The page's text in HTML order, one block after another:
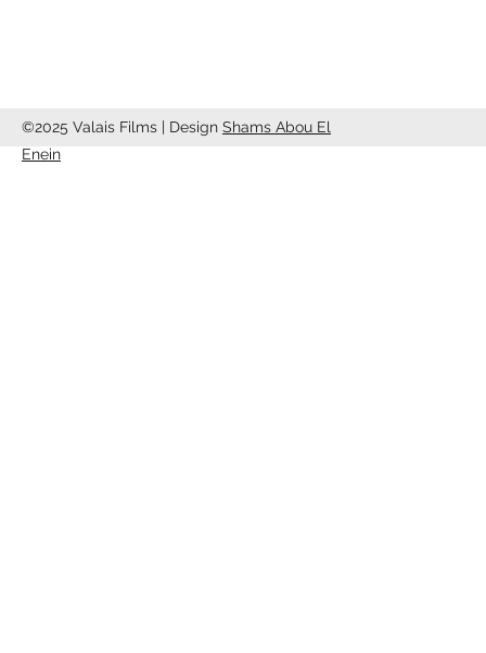
©2025 Valais Films | Design Shams Abou El
Enein